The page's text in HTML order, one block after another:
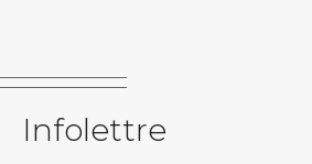
Infolettre